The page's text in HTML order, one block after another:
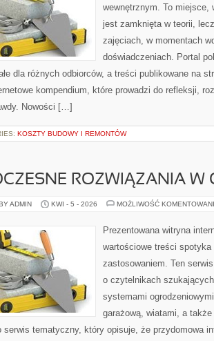
wewnętrznym. To miejsce,
jest zamknięta w teorii,
zajęciach, w momentach
doświadczeniach. Portal
dla różnych odbiorców, a treści publikowane na
kompendium, które prowadzi do refleksji,
Nowości […]
KOSZTY BUDOWY I REMONTÓW
ROZWIĄZANIA W
ADMIN KWI - 5 - 2026 MOŻLIWOŚĆ
Prezentowana witryna
wartościowe treści
zastosowaniem. Ten
o czytelnikach
systemami
garażową, wiatami, a
serwis tematyczny, który opisuje, że przydomowa